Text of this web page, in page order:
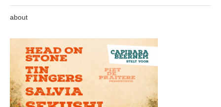
about